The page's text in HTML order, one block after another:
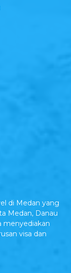
di Medan yang
Medan, Danau
menyediakan
visa dan